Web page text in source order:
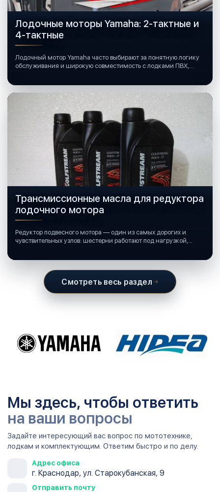
Лодочные моторы Yamaha: 2-тактные и
4-тактные
Лодочный мотор Yamaha часто выбирают за понятную логику
обслуживания и широкую совместимость с лодками ПВХ,
Трансмиссионные масла для редуктора
лодочного мотора
Редуктор подвесного мотора — один из самых дорогих и
чувствительных узлов: шестерни работают под нагрузкой,
Смотреть весь раздел
Мы здесь, чтобы ответить
на ваши вопросы
Задайте интересующий вас вопрос по мототехнике,
лодкам и комплектующим. Ответим быстро и по делу.
Адрес офиса
г. Краснодар, ул. Старокубанская, 9
Отправить почту